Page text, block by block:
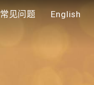
常见问题 English